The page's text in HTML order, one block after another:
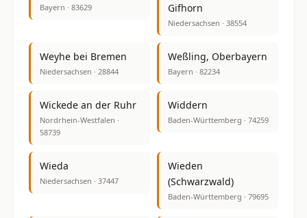
Bayern · 83629
Gifhorn
Niedersachsen · 38554
Weyhe bei Bremen
Niedersachsen · 28844
Weßling, Oberbayern
Bayern · 82234
Wickede an der Ruhr
Nordrhein-Westfalen ·
58739
Widdern
Baden-Württemberg · 74259
Wieda
Niedersachsen · 37447
Wieden
(Schwarzwald)
Baden-Württemberg · 79695